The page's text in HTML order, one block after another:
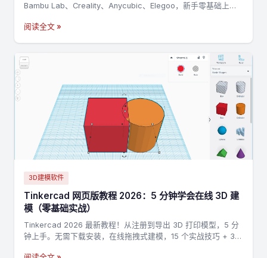
Bambu Lab、Creality、Anycubic、Elegoo，新手零基础上手
阅读全文 »
3D建模软件
Tinkercad 网页版教程 2026：5 分钟学会在线 3D 建
模（零基础实战）
Tinkercad 2026 最新教程！从注册到导出 3D 打印模型，5 分
钟上手。无需下载安装，在线拖拽式建模，15 个实战技巧 + 3